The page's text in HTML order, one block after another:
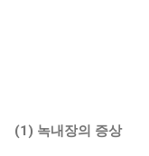
(1) 녹내장의 증상